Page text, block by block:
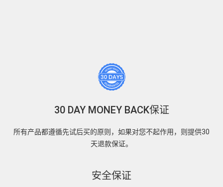
30 DAY MONEY BACK保证
所有产品都遵循先试后买的原则，如果对您不起作用，则提供30
天退款保证。
安全保证